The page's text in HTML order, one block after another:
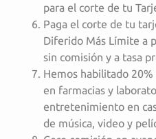
para el corte de tu
Paga el corte de tu
Diferido Más Límite a
sin comisión y a tasa
Hemos habilitado 20%
en farmacias y
entretenimiento en
de música, video y